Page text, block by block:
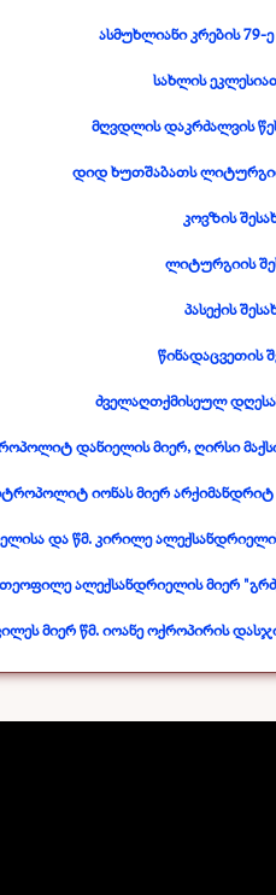
ასმუხლიანი კრების 79-
სახლის
მღვდლის დაკრძალვის
დიდ ხუთშაბათს
კოვზის
ლიტურგიის
პასექის
წინადაცვეთის
ძველაღთქმისეულ
დანიელის მიერ, ღირსი
იონას მიერ არქიმანდრიტ
და წმ. კირილე
თეოფილე ალექსანდრიელის მიერ
მიერ წმ. იოანე ოქროპირის